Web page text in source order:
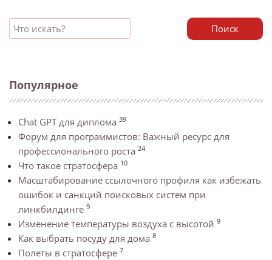
Поиск
Популярное
Chat GPT для диплома 39
Форум для программистов: Важный ресурс для
профессионального роста 24
Что такое стратосфера 10
Масштабирование ссылочного профиля как избежать
ошибок и санкций поисковых систем при
линкбилдинге 9
Изменение температуры воздуха с высотой 9
Как выбрать посуду для дома 8
Полеты в стратосфере 7